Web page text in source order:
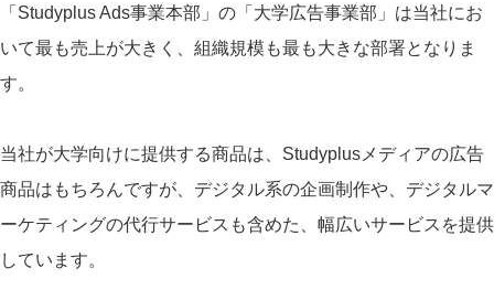
「Studyplus Ads事業本部」の「大学広告事業部」は当社にお
いて最も売上が大きく、組織規模も最も大きな部署となりま
す。
当社が大学向けに提供する商品は、Studyplusメディアの広告
商品はもちろんですが、デジタル系の企画制作や、デジタルマ
ーケティングの代行サービスも含めた、幅広いサービスを提供
しています。